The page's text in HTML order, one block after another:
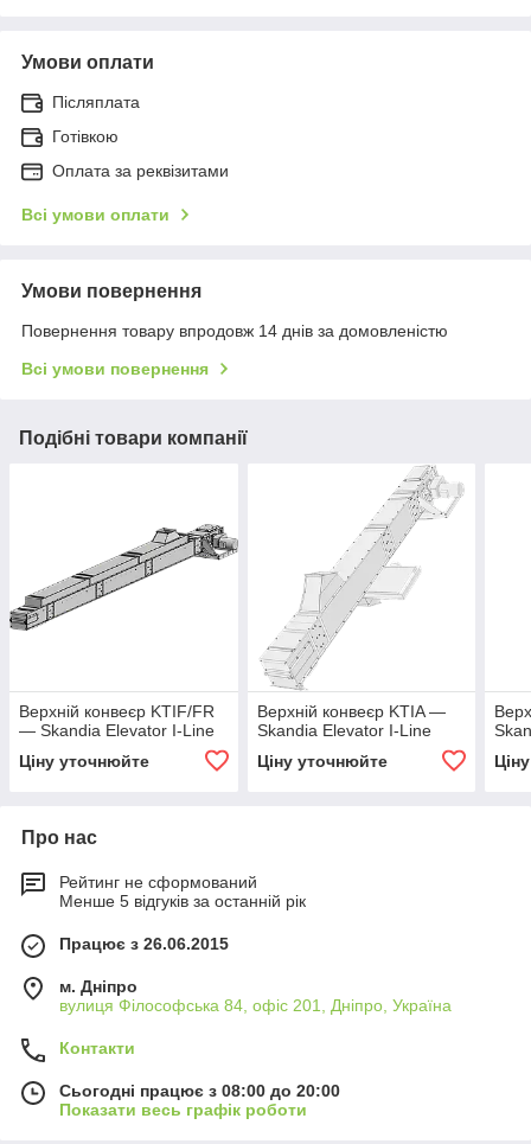
Умови оплати
Післяплата
Готівкою
Оплата за реквізитами
Всі умови оплати
Умови повернення
Повернення товару впродовж 14 днів за домовленістю
Всі умови повернення
Подібні товари компанії
Верхній конвеєр KTIF/FR
— Skandia Elevator I-Line
Ціну уточнюйте
Верхній конвеєр KTIA —
Skandia Elevator I-Line
Ціну уточнюйте
Про нас
Рейтинг не сформований
Менше 5 відгуків за останній рік
Працює з 26.06.2015
м. Дніпро
вулиця Філософська 84, офіс 201, Дніпро, Україна
Контакти
Сьогодні працює з 08:00 до 20:00
Показати весь графік роботи